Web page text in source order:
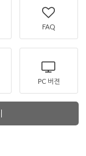
FAQ
PC 버젼